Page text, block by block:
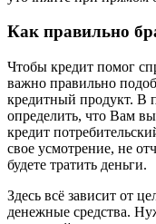
Как правильно
Чтобы кредит помог
важно правильно
кредитный продукт. В
определить, что Вам
кредит
свое усмотрение, не
будете тратить деньги.
Здесь всё зависит от
денежные средства.